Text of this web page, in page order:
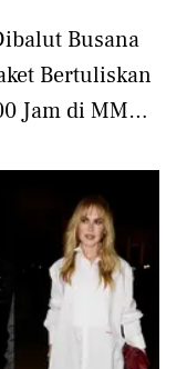
Busana
Bertuliskan
Jam di MMA